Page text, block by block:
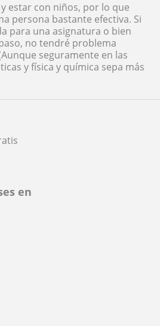
en
estar con niños, por lo que
persona bastante efectiva. Si
para una asignatura o bien
no tendré problema
seguramente en las
y física y química sepa más